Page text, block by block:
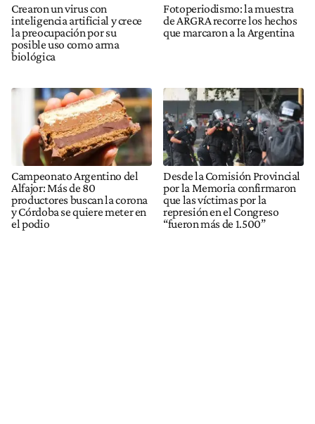
Crearon un virus con
inteligencia artificial y crece
la preocupación por su
posible uso como arma
biológica
Fotoperiodismo: la muestra
de ARGRA recorre los hechos
que marcaron a la Argentina
Campeonato Argentino del
Alfajor: Más de 80
productores buscan la corona
y Córdoba se quiere meter en
el podio
Desde la Comisión Provincial
por la Memoria confirmaron
que las víctimas por la
represión en el Congreso
“fueron más de 1.500”